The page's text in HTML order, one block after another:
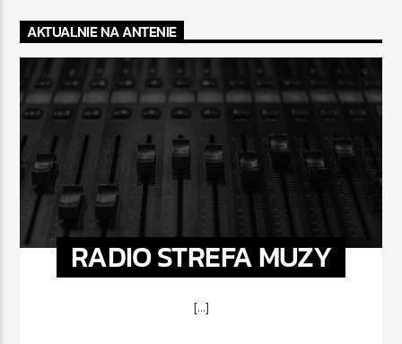
AKTUALNIE NA ANTENIE
RADIO STREFA MUZY
[...]